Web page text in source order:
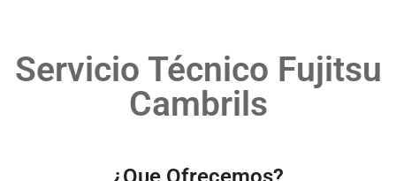
Servicio Técnico Fujitsu
Cambrils